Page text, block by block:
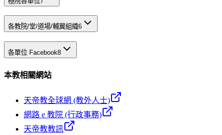
各教院/堂/道場/輔翼組織6
各單位 Facebook8
本教相關網站
天帝教全球網 (教外人士)
網路 e 教院 (行政事務)
天帝教教訊